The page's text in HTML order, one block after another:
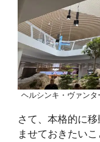
ヘルシンキ・ヴァン
さて、本格的に
ませておきたい